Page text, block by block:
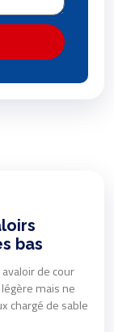
bas
de cour
mais ne
chargé de sable